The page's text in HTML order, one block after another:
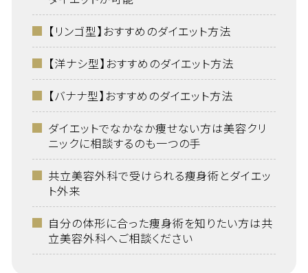
【リンゴ型】おすすめのダイエット方法
【洋ナシ型】おすすめのダイエット方法
【バナナ型】おすすめのダイエット方法
ダイエットでなかなか痩せない方は美容クリ
ニックに相談するのも一つの手
共立美容外科で受けられる痩身術とダイエッ
ト外来
自分の体形に合った痩身術を知りたい方は共
立美容外科へご相談ください